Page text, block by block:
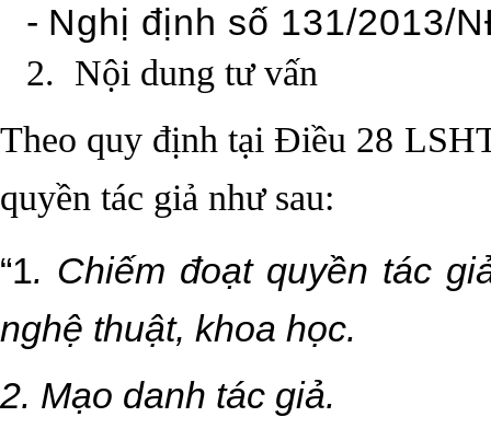
- Nghị định số 131/2013/
2. Nội dung tư vấn
Theo quy định tại Điều 28
quyền tác giả như sau:
“1. Chiếm đoạt quyền tác
nghệ thuật, khoa học.
2. Mạo danh tác giả.